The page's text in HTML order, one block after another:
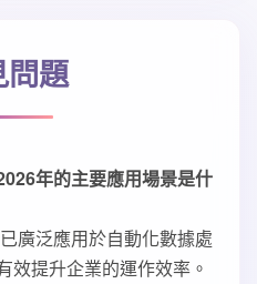
問題
年的主要應用場景是什
廣泛應用於自動化數據處
效提升企業的運作效率。